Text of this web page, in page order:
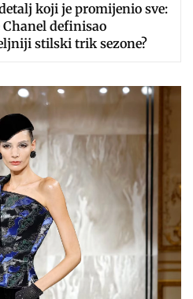
koji je promijenio sve:
Chanel definisao
stilski trik sezone?